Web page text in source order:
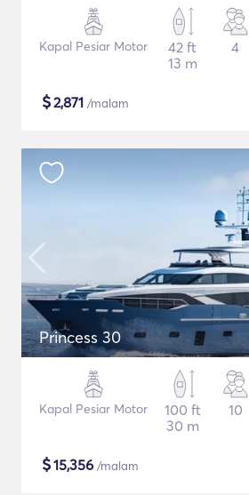
Kapal Pesiar Motor
42 ft
13 m
4
$2,871 /malam
Princess 30
Kapal Pesiar Motor
100 ft
30 m
10
$15,356 /malam